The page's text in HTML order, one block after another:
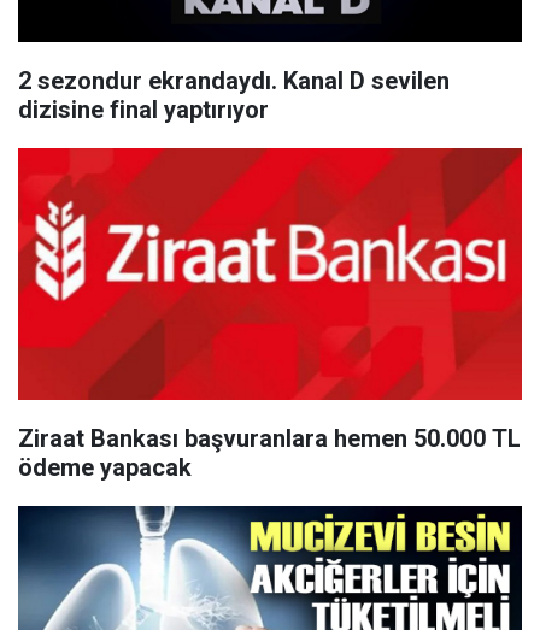
2 sezondur ekrandaydı. Kanal D sevilen
dizisine final yaptırıyor
Ziraat Bankası başvuranlara hemen 50.000 TL
ödeme yapacak